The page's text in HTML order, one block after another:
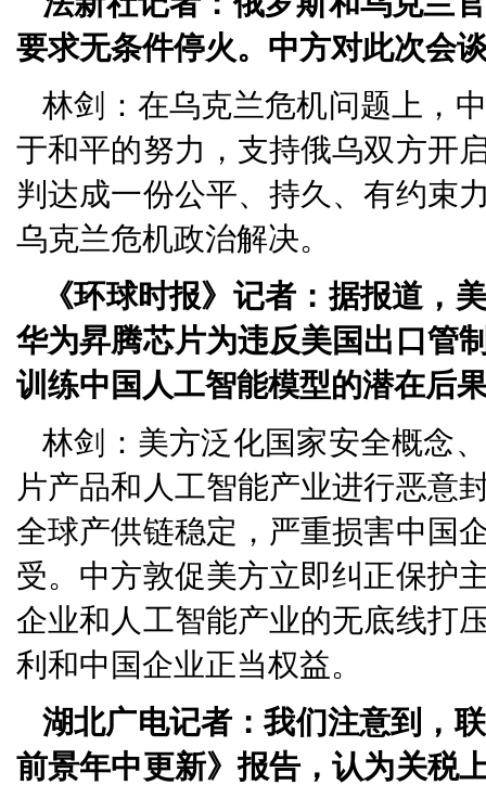
要求无条件停火。中方对此次会
林剑：在乌克兰危机问题上，
于和平的努力，支持俄乌双方开
判达成一份公平、持久、有约束
乌克兰危机政治解决。
《环球时报》记者：据报道，
华为昇腾芯片为违反美国出口管
训练中国人工智能模型的潜在后
林剑：美方泛化国家安全概念
片产品和人工智能产业进行恶意
全球产供链稳定，严重损害中国
受。中方敦促美方立即纠正保护
企业和人工智能产业的无底线打
利和中国企业正当权益。
湖北广电记者：我们注意到，
前景年中更新》报告，认为关税